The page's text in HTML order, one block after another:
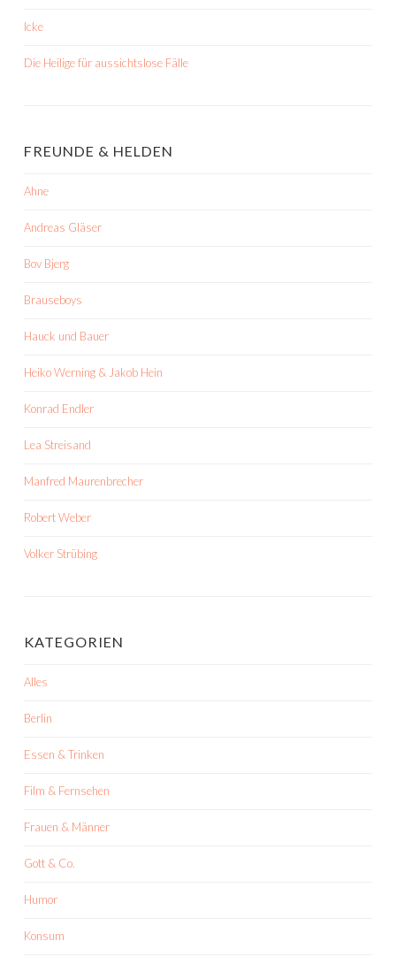
Icke
Die Heilige für aussichtslose Fälle
FREUNDE & HELDEN
Ahne
Andreas Gläser
Bov Bjerg
Brauseboys
Hauck und Bauer
Heiko Werning & Jakob Hein
Konrad Endler
Lea Streisand
Manfred Maurenbrecher
Robert Weber
Volker Strübing
KATEGORIEN
Alles
Berlin
Essen & Trinken
Film & Fernsehen
Frauen & Männer
Gott & Co.
Humor
Konsum